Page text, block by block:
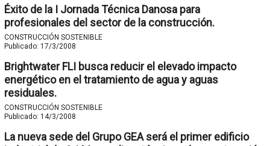
Éxito de la I Jornada Técnica Danosa para
profesionales del sector de la construcción.
CONSTRUCCIÓN SOSTENIBLE
Publicado: 17/3/2008
Brightwater FLI busca reducir el elevado impacto
energético en el tratamiento de agua y aguas
residuales.
CONSTRUCCIÓN SOSTENIBLE
Publicado: 14/3/2008
La nueva sede del Grupo GEA será el primer edificio